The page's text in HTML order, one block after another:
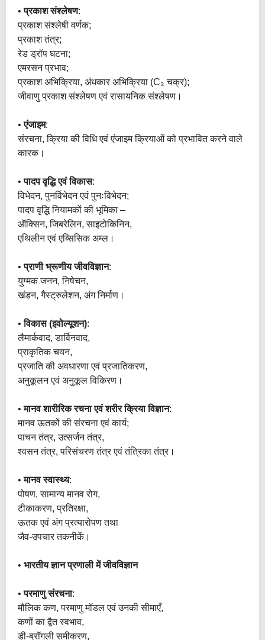
•प्रकाश संश्लेषण:
प्रकाश संश्लेषी वर्णक;
प्रकाश तंत्र;
रेड ड्रॉप घटना;
एमरसन प्रभाव;
प्रकाश अभिक्रिया, अंधकार अभिक्रिया (C₃ चक्र);
जीवाणु प्रकाश संश्लेषण एवं रासायनिक संश्लेषण।
•एंजाइम:
संरचना, क्रिया की विधि एवं एंजाइम क्रियाओं को प्रभावित करने वाले
कारक।
•पादप वृद्धि एवं विकास:
विभेदन, पुनर्विभेदन एवं पुनःविभेदन;
पादप वृद्धि नियामकों की भूमिका –
ऑक्सिन, जिबरेलिन, साइटोकिनिन,
एथिलीन एवं एब्सिसिक अम्ल।
•प्राणी भ्रूणीय जीवविज्ञान:
युग्मक जनन, निषेचन,
खंडन, गैस्ट्रुलेशन, अंग निर्माण।
•विकास (इवोल्यूशन):
लैमार्कवाद, डार्विनवाद,
प्राकृतिक चयन,
प्रजाति की अवधारणा एवं प्रजातिकरण,
अनुकूलन एवं अनुकूल विकिरण।
•मानव शारीरिक रचना एवं शरीर क्रिया विज्ञान:
मानव ऊतकों की संरचना एवं कार्य;
पाचन तंत्र, उत्सर्जन तंत्र,
श्वसन तंत्र, परिसंचरण तंत्र एवं तंत्रिका तंत्र।
•मानव स्वास्थ्य:
पोषण, सामान्य मानव रोग,
टीकाकरण, प्रतिरक्षा,
ऊतक एवं अंग प्रत्यारोपण तथा
जैव-उपचार तकनीकें।
• भारतीय ज्ञान प्रणाली में जीवविज्ञान
•परमाणु संरचना:
मौलिक कण, परमाणु मॉडल एवं उनकी सीमाएँ,
कणों का द्वैत स्वभाव,
डी-ब्रॉगली समीकरण,